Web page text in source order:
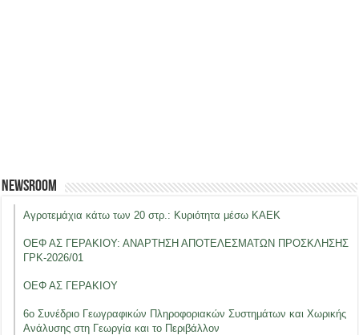
Newsroom
Αγροτεμάχια κάτω των 20 στρ.: Κυριότητα μέσω ΚΑΕΚ
ΟΕΦ ΑΣ ΓΕΡΑΚΙΟΥ: ΑΝΑΡΤΗΣΗ ΑΠΟΤΕΛΕΣΜΑΤΩΝ ΠΡΟΣΚΛΗΣΗΣ
ΓΡΚ-2026/01
ΟΕΦ ΑΣ ΓΕΡΑΚΙΟΥ
6ο Συνέδριο Γεωγραφικών Πληροφοριακών Συστημάτων και Χωρικής
Ανάλυσης στη Γεωργία και το Περιβάλλον